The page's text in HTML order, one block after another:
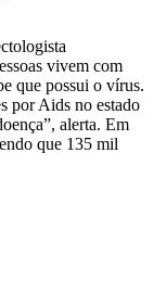
vivem com
que possui o vírus.
por Aids no estado
alerta. Em
que 135 mil